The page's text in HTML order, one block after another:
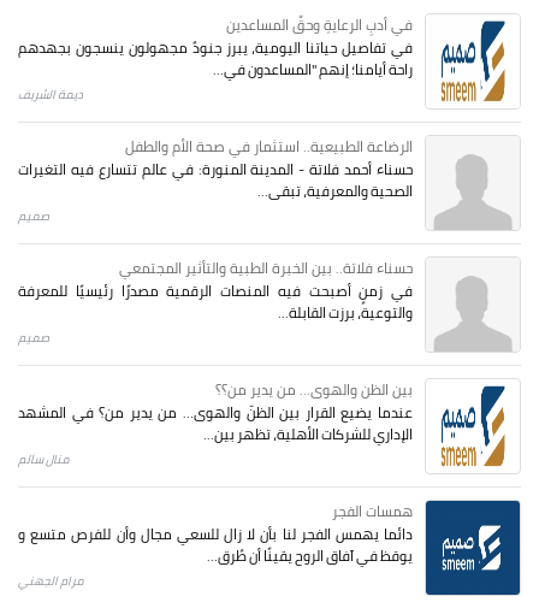
في أدبِ الرعايةِ وحقِّ المساعدين
في تفاصيل حياتنا اليومية، يبرز جنودٌ مجهولون ينسجون بجهدهم
راحة أيامنا؛ إنهم "المساعدون في...
ديمة الشريف
الرضاعة الطبيعية.. استثمار في صحة الأم والطفل
حسناء أحمد فلاتة - المدينة المنورة: في عالم تتسارع فيه التغيرات
الصحية والمعرفية، تبقى...
صميم
حسناء فلاتة.. بين الخبرة الطبية والتأثير المجتمعي
في زمنٍ أصبحت فيه المنصات الرقمية مصدرًا رئيسيًا للمعرفة
والتوعية، برزت القابلة...
صميم
بين الظن والهوى... من يدير من؟؟
عندما يضيع القرار بين الظنّ والهوى… من يدير من؟ في المشهد
الإداري للشركات الأهلية، تظهر بين...
منال سالم
همسات الفجر
دائما يهمس الفجر لنا بأن لا زال للسعي مجال وأن للفرص متسع و
يوقظ في آفاق الروح يقينًا أن طُرق...
مرام الجهني